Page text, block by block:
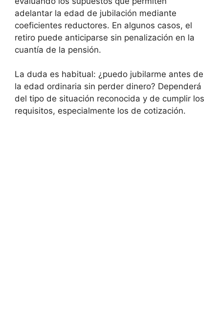
adelantar la edad de jubilación mediante
coeficientes reductores. En algunos casos, el
retiro puede anticiparse sin penalización en la
cuantía de la pensión.
La duda es habitual: ¿puedo jubilarme antes de
la edad ordinaria sin perder dinero? Dependerá
del tipo de situación reconocida y de cumplir los
requisitos, especialmente los de cotización.